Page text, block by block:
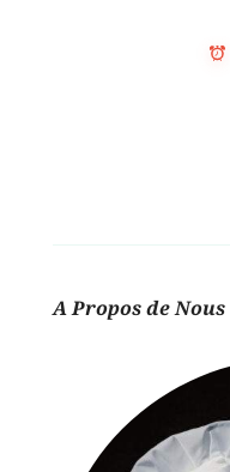
A Propos de Nous